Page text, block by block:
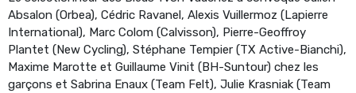
Absalon (Orbea), Cédric Ravanel, Alexis Vuillermoz (Lapierre
International), Marc Colom (Calvisson), Pierre-Geoffroy
Plantet (New Cycling), Stéphane Tempier (TX Active-Bianchi),
Maxime Marotte et Guillaume Vinit (BH-Suntour) chez les
garçons et Sabrina Enaux (Team Felt), Julie Krasniak (Team